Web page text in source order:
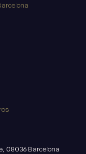
08036 Barcelona